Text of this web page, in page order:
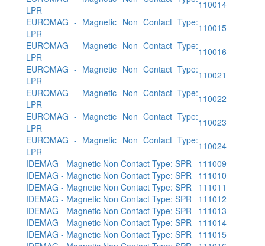
LPR
110014
EUROMAG - Magnetic Non Contact Type:
LPR
110015
EUROMAG - Magnetic Non Contact Type:
LPR
110016
EUROMAG - Magnetic Non Contact Type:
LPR
110021
EUROMAG - Magnetic Non Contact Type:
LPR
110022
EUROMAG - Magnetic Non Contact Type:
LPR
110023
EUROMAG - Magnetic Non Contact Type:
LPR
110024
IDEMAG - Magnetic Non Contact Type: SPR
111009
IDEMAG - Magnetic Non Contact Type: SPR
111010
IDEMAG - Magnetic Non Contact Type: SPR
111011
IDEMAG - Magnetic Non Contact Type: SPR
111012
IDEMAG - Magnetic Non Contact Type: SPR
111013
IDEMAG - Magnetic Non Contact Type: SPR
111014
IDEMAG - Magnetic Non Contact Type: SPR
111015